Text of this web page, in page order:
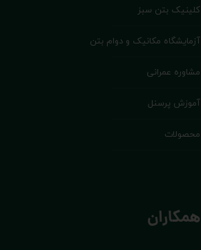
کلینیک بتن سبز
آزمایشگاه مکانیک و دوام بتن
مشاوره عمرانی
آموزش پرسنل
محصولات
همکاران